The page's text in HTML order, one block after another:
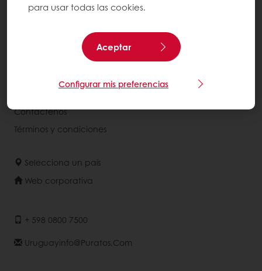
para usar todas las cookies.
Aceptar
Configurar mis preferencias
Recetas
Percepción del consumidor
Contáctenos
Términos y condiciones
Selecciona un país
Web corporativa
+ 598 0800 7500
Uruguayinfo@puratos.com